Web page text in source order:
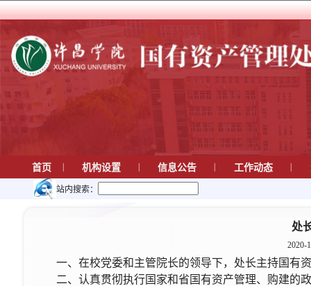
首页 机构设置 信息公告 工作动态
站内搜索：
处
2020-
一、在校党委和主管院长的领导下，处长主持国有
二、认真贯彻执行国家和省国有资产管理、购建的